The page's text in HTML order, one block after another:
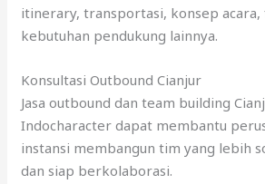
itinerary, transportasi, konsep acara,
kebutuhan pendukung lainnya.
Konsultasi Outbound Cianjur
Jasa outbound dan team building
Indocharacter dapat membantu
instansi membangun tim yang lebih
dan siap berkolaborasi.